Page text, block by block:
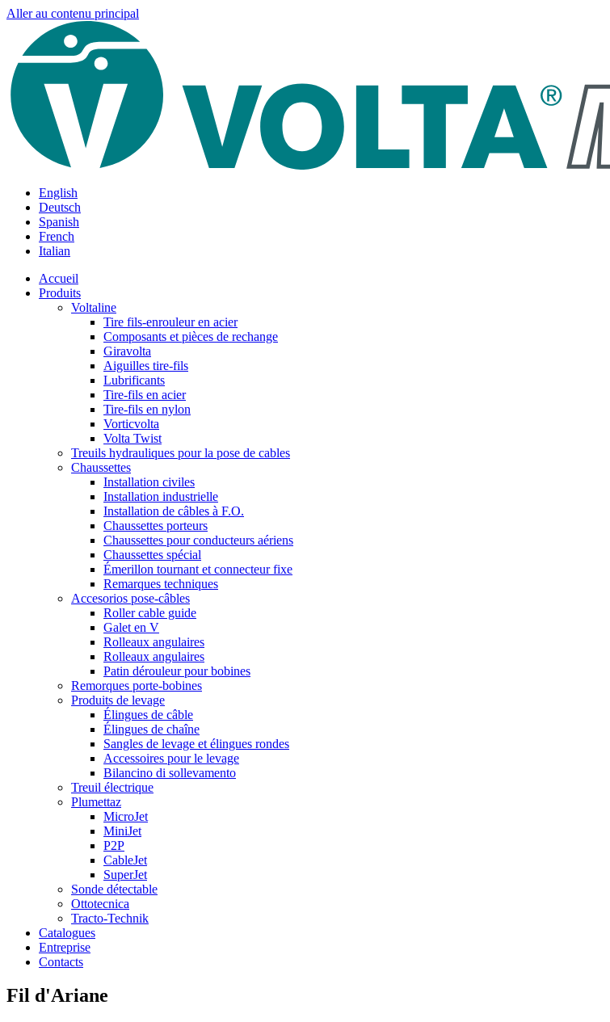
Aller au contenu principal
English
Deutsch
Spanish
French
Italian
Accueil
Produits
Voltaline
Tire fils-enrouleur en acier
Composants et pièces de rechange
Giravolta
Aiguilles tire-fils
Lubrificants
Tire-fils en acier
Tire-fils en nylon
Vorticvolta
Volta Twist
Treuils hydrauliques pour la pose de cables
Chaussettes
Installation civiles
Installation industrielle
Installation de câbles à F.O.
Chaussettes porteurs
Chaussettes pour conducteurs aériens
Chaussettes spécial
Émerillon tournant et connecteur fixe
Remarques techniques
Accesorios pose-câbles
Roller cable guide
Galet en V
Rolleaux angulaires
Rolleaux angulaires
Patin dérouleur pour bobines
Remorques porte-bobines
Produits de levage
Élingues de câble
Élingues de chaîne
Sangles de levage et élingues rondes
Accessoires pour le levage
Bilancino di sollevamento
Treuil électrique
Plumettaz
MicroJet
MiniJet
P2P
CableJet
SuperJet
Sonde détectable
Ottotecnica
Tracto-Technik
Catalogues
Entreprise
Contacts
Fil d'Ariane